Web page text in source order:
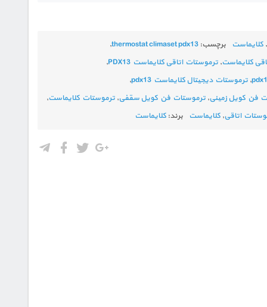
, کلایماست برچسب: thermostat climaset pdx13
,
کلایماست, ترموستات اتاقی کلایماست PDX13
,
, ترموستات دیجیتال کلایماست pdx13
,
فن کویل زمینی, ترموستات فن کویل سقفی, ترموستات کلایماست,
اتاقی, کلایماست برند: کلایماست